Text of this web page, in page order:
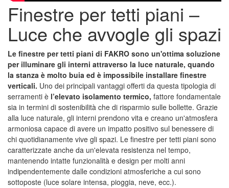
Finestre per tetti piani –
Luce che avvogle gli spazi
Le finestre per tetti piani di FAKRO sono un'ottima soluzione
per illuminare gli interni attraverso la luce naturale, quando
la stanza è molto buia ed è impossibile installare finestre
verticali. Uno dei principali vantaggi offerti da questa tipologia di
serramenti è l’elevato isolamento termico, fattore fondamentale
sia in termini di sostenibilità che di risparmio sulle bollette. Grazie
alla luce naturale, gli interni prendono vita e creano un'atmosfera
armoniosa capace di avere un impatto positivo sul benessere di
chi quotidianamente vive gli spazi. Le finestre per tetti piani sono
caratterizzate anche da un'elevata resistenza nel tempo,
mantenendo intatte funzionalità e design per molti anni
indipendentemente dalle condizioni atmosferiche a cui sono
sottoposte (luce solare intensa, pioggia, neve, ecc.).